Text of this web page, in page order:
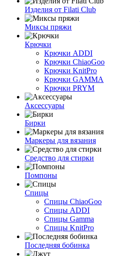
Изделия от Filati Club
Миксы пряжи
Крючки
Крючки ADDI
Крючки ChiaoGoo
Крючки KnitPro
Крючки GAMMA
Крючки PRYM
Аксессуары
Бирки
Маркеры для вязания
Средство для стирки
Помпоны
Спицы
Спицы ChiaoGoo
Спицы ADDI
Спицы Gamma
Спицы KnitPro
Последняя бобинка